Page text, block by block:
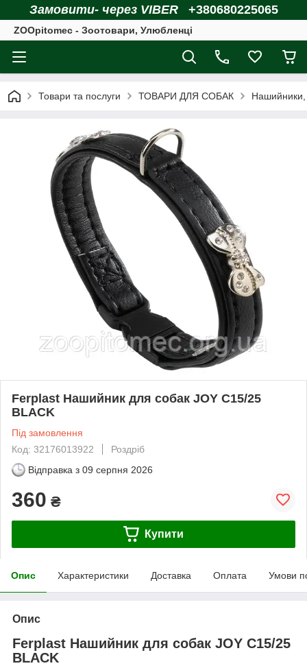
Замовити- через VIBER +380680225065
ZOOpitomec - Зоотовари, Улюбленці
Товари та послуги ТОВАРИ ДЛЯ СОБАК Нашийники,
Ferplast Нашийник для собак JOY C15/25
BLACK
Під замовлення
Код: 32176013922
Роздріб
Відправка з 09 серпня 2026
360 ₴
Купити
Опис Характеристики Доставка Оплата Умови
Опис
Ferplast Нашийник для собак JOY C15/25
BLACK